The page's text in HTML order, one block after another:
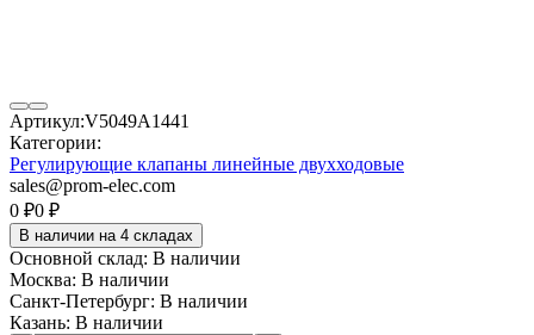
Артикул:V5049A1441
Категории:
Регулирующие клапаны линейные двухходовые
sales@prom-elec.com
0 ₽0 ₽
В наличии на 4 складах
Основной склад: В наличии
Москва: В наличии
Санкт-Петербург: В наличии
Казань: В наличии